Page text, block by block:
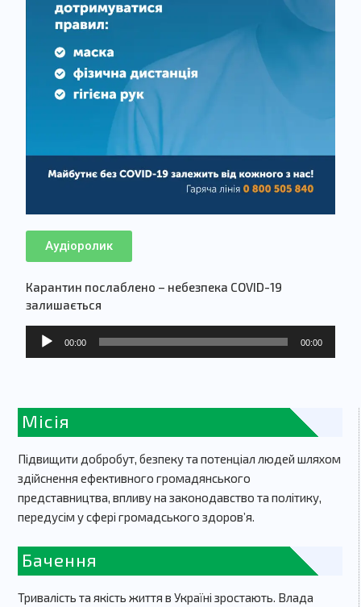
Аудіоролик
Карантин послаблено – небезпека COVID-19
залишається
Аудіопрогравач
00:00 00:00
Місія
Підвищити добробут, безпеку та потенціал людей шляхом
здійснення ефективного громадянського
представництва, впливу на законодавство та політику,
передусім у сфері громадського здоров’я.
Бачення
Тривалість та якість життя в Україні зростають. Влада